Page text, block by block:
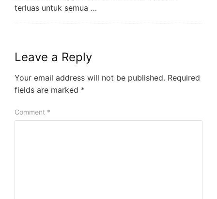
terluas untuk semua …
Leave a Reply
Your email address will not be published. Required
fields are marked *
Comment *